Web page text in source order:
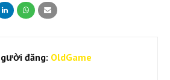
đăng: OldGame